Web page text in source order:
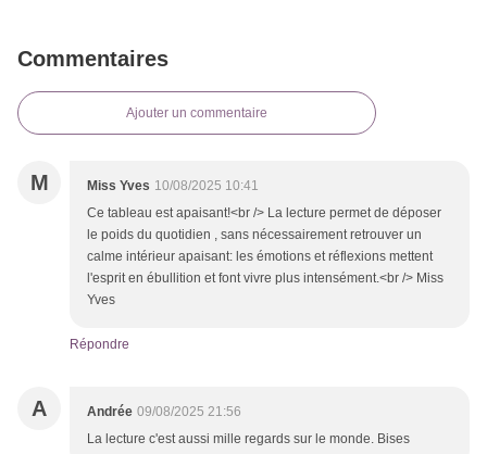
Commentaires
Ajouter un commentaire
M Miss Yves 10/08/2025 10:41
Ce tableau est apaisant!<br /> La lecture permet de déposer
le poids du quotidien , sans nécessairement retrouver un
calme intérieur apaisant: les émotions et réflexions mettent
l'esprit en ébullition et font vivre plus intensément.<br /> Miss
Yves
Répondre
A Andrée 09/08/2025 21:56
La lecture c'est aussi mille regards sur le monde. Bises